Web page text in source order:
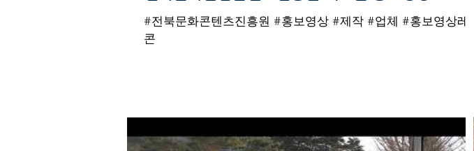
#전북문화콘텐츠진흥원 #홍보영상 #제작 #업체 #홍보영상레드
콘